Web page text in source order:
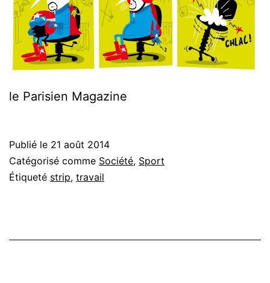
le Parisien Magazine
Publié le 21 août 2014
Catégorisé comme Société, Sport
Étiqueté strip, travail